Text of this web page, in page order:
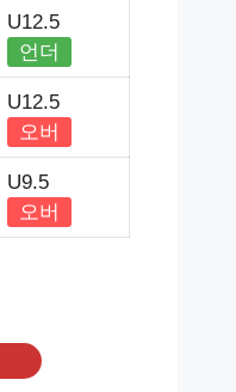
U12.5
언더
U12.5
오버
U9.5
오버